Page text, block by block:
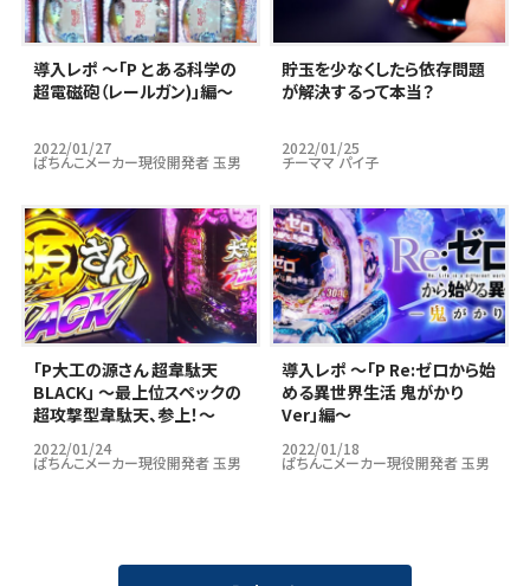
導入レポ ～「P とある科学の
超電磁砲（レールガン)」編～
2022/01/27
ぱちんこメーカー現役開発者 玉男
貯玉を少なくしたら依存問題
が解決するって本当？
2022/01/25
チーママ パイ子
｢P大工の源さん 超韋駄天
BLACK」 ～最上位スペックの
超攻撃型韋駄天、参上！～
2022/01/24
ぱちんこメーカー現役開発者 玉男
導入レポ ～「P Re:ゼロから始
める異世界生活 鬼がかり
Ver」編～
2022/01/18
ぱちんこメーカー現役開発者 玉男